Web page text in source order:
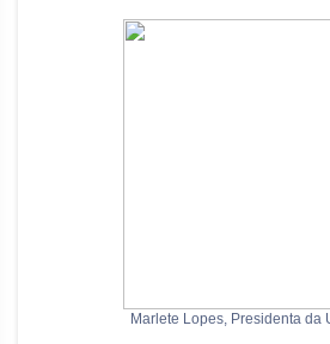
Marlete Lopes, Presidenta da